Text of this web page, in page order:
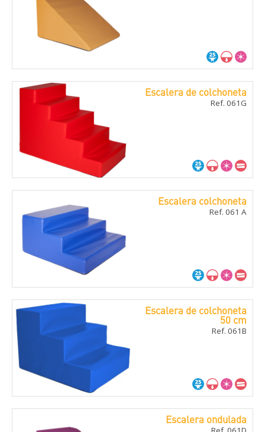
Escalera de colchoneta
Ref. 061G
Escalera colchoneta
Ref. 061 A
Escalera de colchoneta
50 cm
Ref. 061B
Escalera ondulada